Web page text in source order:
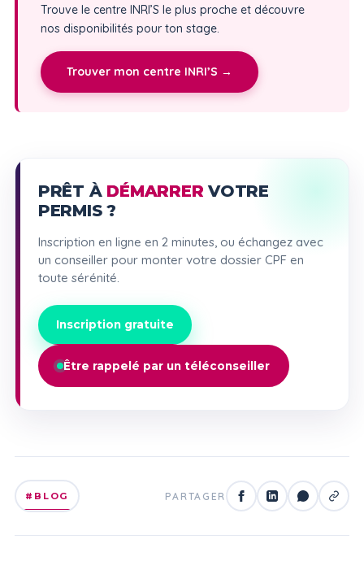
Trouve le centre INRI’S le plus proche et découvre
nos disponibilités pour ton stage.
Trouver mon centre INRI’S →
PRÊT À DÉMARRER VOTRE
PERMIS ?
Inscription en ligne en 2 minutes, ou échangez avec
un conseiller pour monter votre dossier CPF en
toute sérénité.
Inscription gratuite
Être rappelé par un téléconseiller
#BLOG PARTAGER